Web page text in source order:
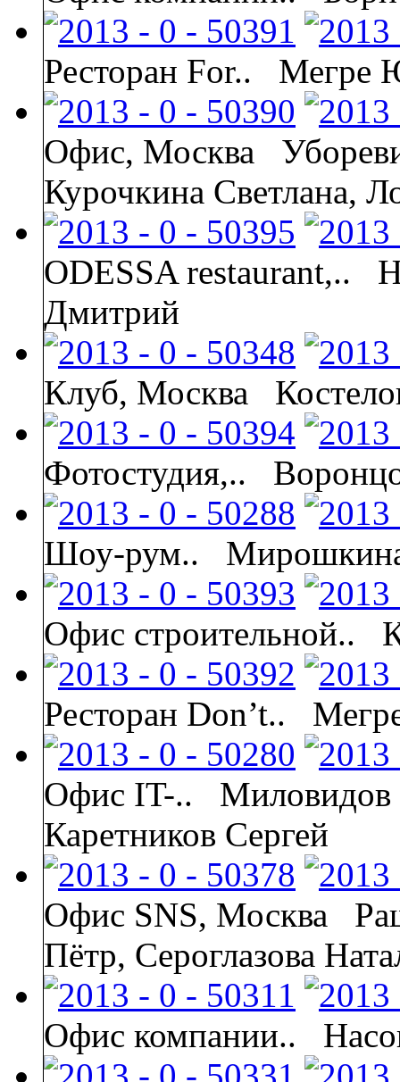
Ресторан For.. Мегре
Офис, Москва
Курочкина Светлана,
ODESSA restaurant,..
Дмитрий
Клуб, Москва
Фотостудия,..
Шоу-рум..
Офис строительной..
Ресторан Don’t..
Офис IT-..
Миловидов
Каретников Сергей
Офис SNS, Москва
Пётр, Сероглазова
Офис компании..